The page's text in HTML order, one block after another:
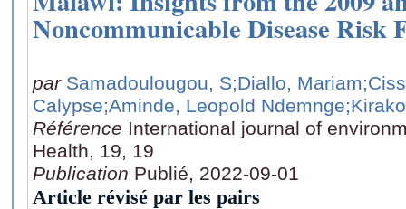
Noncommunicable Disease Risk
par Samadoulougou, S;Diallo, Mariam
Calypse;Aminde, Leopold Ndemnge
Référence International journal of
Health, 19, 19
Publication Publié, 2022-09-01
Article révisé par les pairs